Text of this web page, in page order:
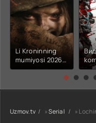
Li Kroninning
mumiyosi 2026
(uzbek tilida
kino) tarjima HD
Uzmov.tv »Serial » Lochin Va